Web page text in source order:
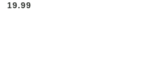
Cena:
19.99